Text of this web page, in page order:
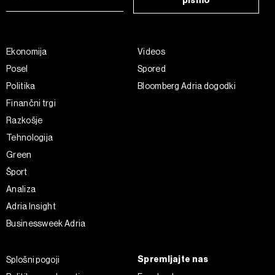
Ekonomija
Posel
Politika
Finančni trgi
Razkošje
Tehnologija
Green
Šport
Analiza
Adria Insight
Businessweek Adria
Videos
Spored
Bloomberg Adria dogodki
Splošni pogoji
Spremljajte nas